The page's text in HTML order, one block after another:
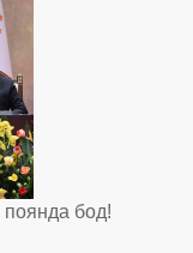
поянда бод!